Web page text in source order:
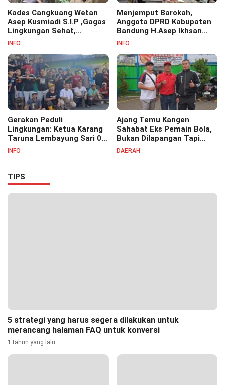
Kades Cangkuang Wetan
Asep Kusmiadi S.I.P ,Gagas
Lingkungan Sehat,
Bersihkan Saluran Air di RW
INFO
Menjemput Barokah,
Anggota DPRD Kabupaten
Bandung H.Asep Ikhsan
S.Pd.M.M Hadiri Haul Akbar
Pesantren Cipasung.
INFO
Gerakan Peduli
Lingkungan: Ketua Karang
Taruna Lembayung Sari 09
Irvan Permana Ajak
INFO
Ajang Temu Kangen
Sahabat Eks Pemain Bola,
Bukan Dilapangan Tapi
Ditongkrongan
DAERAH
TIPS
5 strategi yang harus segera dilakukan untuk
merancang halaman FAQ untuk konversi
1 tahun yang lalu